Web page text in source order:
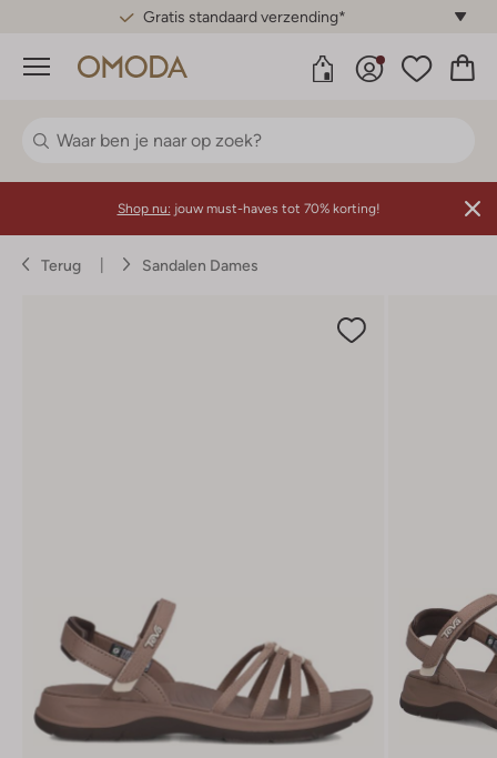
Gratis standaard verzending*
Menu
Shop nu: jouw must-haves tot 70% korting!
Terug Sandalen Dames